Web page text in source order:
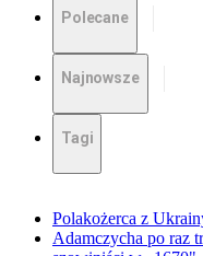
Polecane
Najnowsze
Tagi
Polakożerca z
Adamczycha po raz